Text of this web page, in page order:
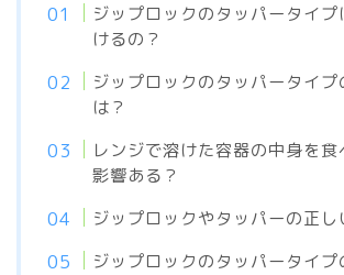
ジップロックのタッパータイ
けるの？
ジップロックのタッパータイプ
は？
レンジで溶けた容器の中身を食
影響ある？
ジップロックやタッパーの正し
ジップロックのタッパータイプ